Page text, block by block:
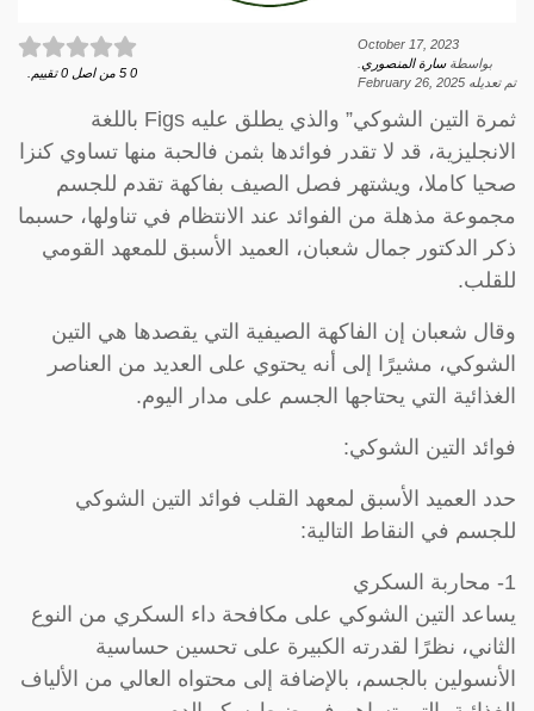
October 17, 2023
بواسطةسارة المنصوري
تم تعديله February 26, 2025
0
5 من اصل 0 تقييم.
ثمرة التين الشوكي” والذي يطلق عليه Figs باللغة
الانجليزية، قد لا تقدر فوائدها بثمن فالحبة منها تساوي كنزا
صحيا كاملا، ويشتهر فصل الصيف بفاكهة تقدم للجسم
مجموعة مذهلة من الفوائد عند الانتظام في تناولها، حسبما
ذكر الدكتور جمال شعبان، العميد الأسبق للمعهد القومي
للقلب.
وقال شعبان إن الفاكهة الصيفية التي يقصدها هي التين
الشوكي، مشيرًا إلى أنه يحتوي على العديد من العناصر
الغذائية التي يحتاجها الجسم على مدار اليوم.
فوائد التين الشوكي:
حدد العميد الأسبق لمعهد القلب فوائد التين الشوكي
للجسم في النقاط التالية:
1- محاربة السكري
يساعد التين الشوكي على مكافحة داء السكري من النوع
الثاني، نظرًا لقدرته الكبيرة على تحسين حساسية
الأنسولين بالجسم، بالإضافة إلى محتواه العالي من الألياف